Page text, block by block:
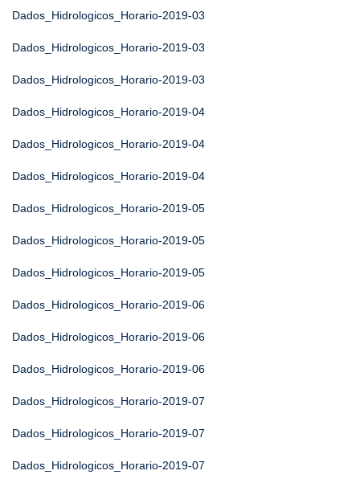
Dados_Hidrologicos_Horario-2019-03
Dados_Hidrologicos_Horario-2019-03
Dados_Hidrologicos_Horario-2019-03
Dados_Hidrologicos_Horario-2019-04
Dados_Hidrologicos_Horario-2019-04
Dados_Hidrologicos_Horario-2019-04
Dados_Hidrologicos_Horario-2019-05
Dados_Hidrologicos_Horario-2019-05
Dados_Hidrologicos_Horario-2019-05
Dados_Hidrologicos_Horario-2019-06
Dados_Hidrologicos_Horario-2019-06
Dados_Hidrologicos_Horario-2019-06
Dados_Hidrologicos_Horario-2019-07
Dados_Hidrologicos_Horario-2019-07
Dados_Hidrologicos_Horario-2019-07